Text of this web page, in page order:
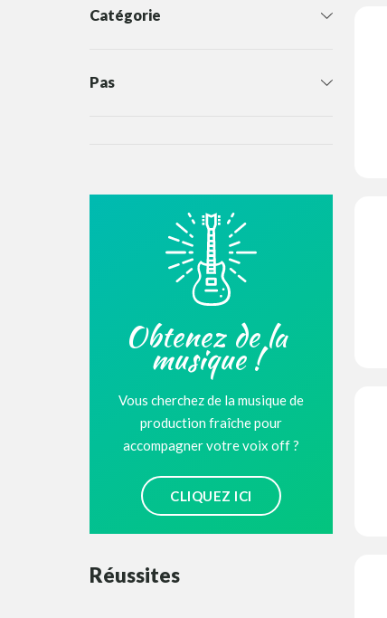
Catégorie
Pas
Obtenez de la
musique !
Vous cherchez de la musique de
production fraîche pour
accompagner votre voix off ?
CLIQUEZ ICI
Réussites